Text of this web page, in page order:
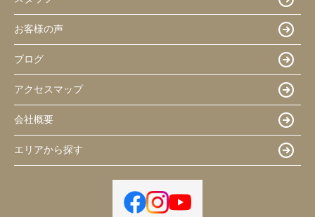
お客様の声
ブログ
アクセスマップ
会社概要
エリアから探す